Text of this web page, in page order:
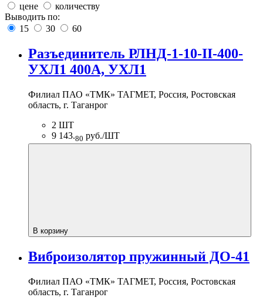
цене
количеству
Выводить по:
15
30 60
Разъединитель РЛНД-1-10-II-400-
УХЛ1 400А, УХЛ1
Филиал ПАО «ТМК» ТАГМЕТ, Россия, Ростовская
область, г. Таганрог
2 ШТ
9 143.80 руб./ШТ
В корзину
Виброизолятор пружинный ДО-41
Филиал ПАО «ТМК» ТАГМЕТ, Россия, Ростовская
область, г. Таганрог